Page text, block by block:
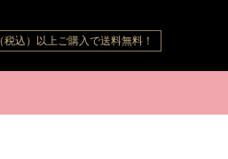
込）以上ご購入で送料無料！